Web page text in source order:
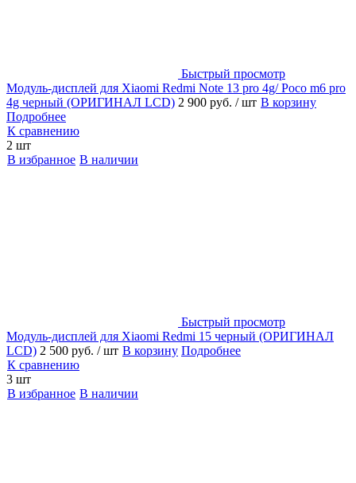
Быстрый просмотр
Модуль-дисплей для Xiaomi Redmi Note 13 pro 4g/ Poco m6 pro
4g черный (ОРИГИНАЛ LCD) 2 900 руб. / шт В корзину
Подробнее
К сравнению
2 шт
В избранное В наличии
Быстрый просмотр
Модуль-дисплей для Xiaomi Redmi 15 черный (ОРИГИНАЛ
LCD) 2 500 руб. / шт В корзину Подробнее
К сравнению
3 шт
В избранное В наличии